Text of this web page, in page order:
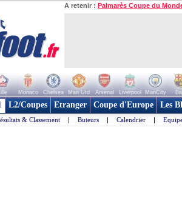
A retenir : Palmarès Coupe du
Monaco Chelsea Man Utd Arsenal Liverpool ManCity
L2/Coupes Etranger Coupe d'Europe Les
& Classement | Buteurs | Calendrier |